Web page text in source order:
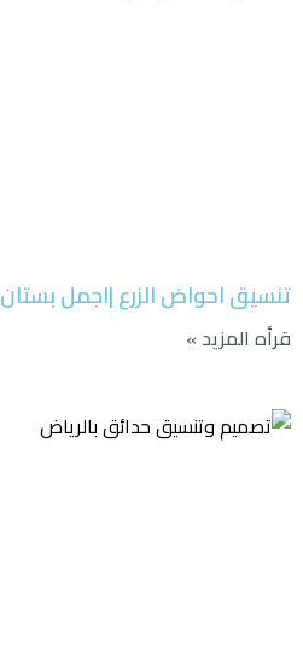
تنسيق احواض الزرع |اجمل بستان
قرأه المزيد »